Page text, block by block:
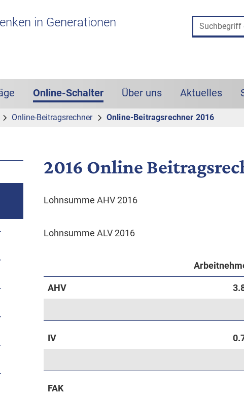
und Such-Box
in Generationen
Online-Schalter
(aktiv)
Über uns Aktuelles
Online-Beitrags­rechner Online-Beitragsrechner 2016
2016 Online
Lohnsumme AHV 2016
Lohnsumme ALV 2016
AHV
IV
FAK